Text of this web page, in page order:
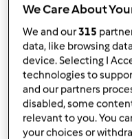
Blaty miodowe
500gramymąki
150gramymasła
2jajka
3łyżkimiodu
115gramycukru
1 płaskiej łyżeczki
We Care About
We and our315
data, like browsing
device. Selecting I
technologies to
and our partners
disabled, some
relevant to you. You
your choices or